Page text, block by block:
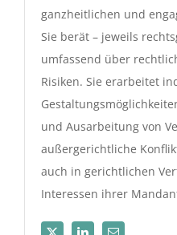
ganzheitlichen und
Sie berät – jeweils
umfassend über
Risiken. Sie erarbeitet
und Ausarbeitung von
außergerichtliche
auch in gerichtlichen
Interessen ihrer